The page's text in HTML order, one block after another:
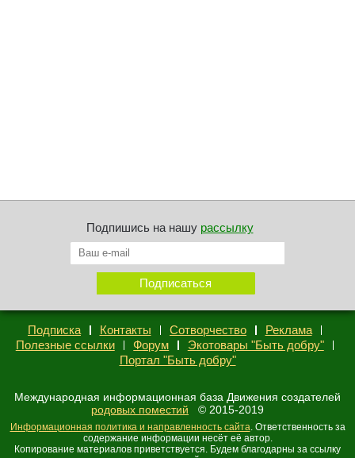
Подпишись на нашу рассылку
Подписка Контакты Сотворчество
Реклама
Полезные ссылки
Форум
Экотовары "Быть добру"
Портал "Быть добру"
Международная информационная база Движения создателей
родовых поместий © 2015-2019
Информационная политика и направленность сайта. Ответственность за
содержание информации несёт её автор.
Копирование материалов приветствуется. Будем благодарны за ссылку